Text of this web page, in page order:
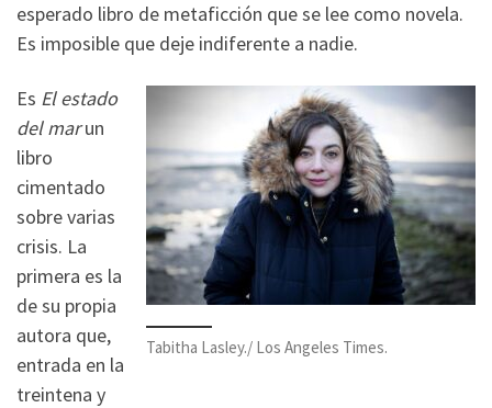
esperado libro de metaficción que se lee como novela.
Es imposible que deje indiferente a nadie.
Tabitha Lasley./ Los Angeles Times.
Es El estado
del marun
libro
cimentado
sobre varias
crisis. La
primera es la
de su propia
autora que,
entrada en la
treintena y